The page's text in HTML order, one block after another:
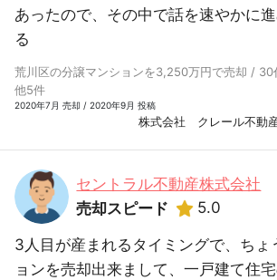
あったので、その中で話を速やかに
る
荒川区の分譲マンションを3,250万円で売却 /
他5件
2020年7月 売却 / 2020年9月 投稿
株式会社 クレール不動
セントラル不動産株式会社
売却スピード
5.0
3人目が産まれるタイミングで、ちょ
ョンを売却出来まして、一戸建て住